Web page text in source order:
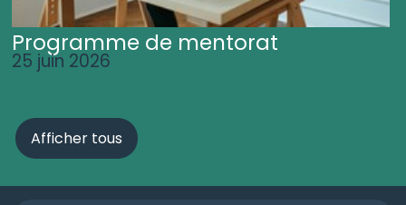
Programme de mentorat
25 juin 2026
Afficher tous